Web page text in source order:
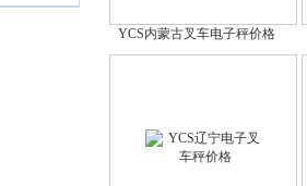
YCS内蒙古叉车电子秤价格